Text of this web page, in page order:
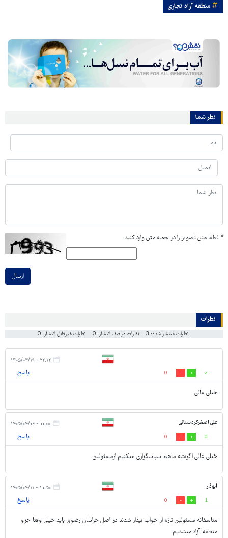
منطقه آزاد تجاری
نظر شما
* لطفا متن تصویر را در جعبه متن وارد کنید
ارسال
نظرات
نظرات منتشر شده: 3 نظرات در صف انتشار: 0 نظرات غیرقابل انتشار: 0
۲۲:۱۲ - ۱۴۰۵/۰۳/۱۹
2
0 پاسخ
خیلی عالی
علی اصغرکردستانی ۰۰:۰۸ - ۱۴۰۵/۰۴/۰۶
0
0 پاسخ
خیلی عالی اگربشه ماهم سپاسگزاری میکنیم ازمسئولین
ابوذر ۲۰:۵۰ - ۱۴۰۵/۰۴/۱۱
1
0 پاسخ
متاسفانه مسئولین تازه از خواب بیدار شدند در اصل خراسان رضوی باید خیلی وقتا جزو
منطقه آزاد میشدیم